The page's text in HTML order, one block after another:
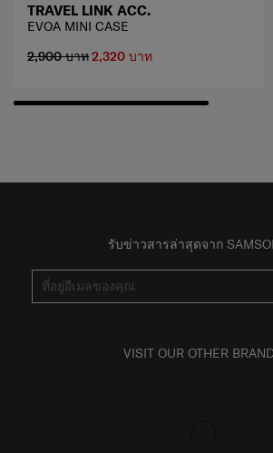
TRAVEL LINK ACC.
EVOA MINI CASE
2,900 บาท2,320 บาท
รับข่าวสารล่าสุดจาก
VISIT OUR OTHER